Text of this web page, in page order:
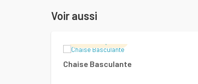
Voir aussi
Chaise Basculante